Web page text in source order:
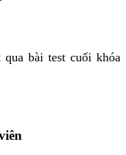
bài test cuối khóa